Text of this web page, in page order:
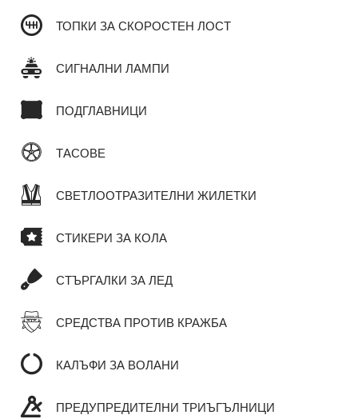
ТОПКИ ЗА СКОРОСТЕН ЛОСТ
СИГНАЛНИ ЛАМПИ
ПОДГЛАВНИЦИ
ТАСОВЕ
СВЕТЛООТРАЗИТЕЛНИ ЖИЛЕТКИ
СТИКЕРИ ЗА КОЛА
СТЪРГАЛКИ ЗА ЛЕД
СРЕДСТВА ПРОТИВ КРАЖБА
КАЛЪФИ ЗА ВОЛАНИ
ПРЕДУПРЕДИТЕЛНИ ТРИЪГЪЛНИЦИ